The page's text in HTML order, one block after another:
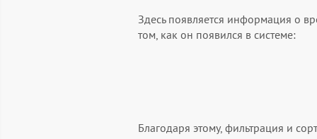
Здесь появляется информация о
том, как он появился в системе:
Благодаря этому, фильтрация и